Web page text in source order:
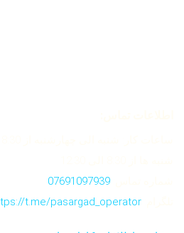
07691097939
t.me/pasargad_operator